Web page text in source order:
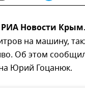
Новости
на машину,
Об этом
Юрий Гоцанюк.